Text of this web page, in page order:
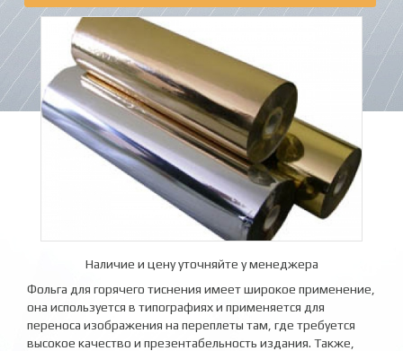
Наличие и цену уточняйте у менеджера
Фольга для горячего тиснения имеет широкое применение,
она используется в типографиях и применяется для
переноса изображения на переплеты там, где требуется
высокое качество и презентабельность издания. Также,